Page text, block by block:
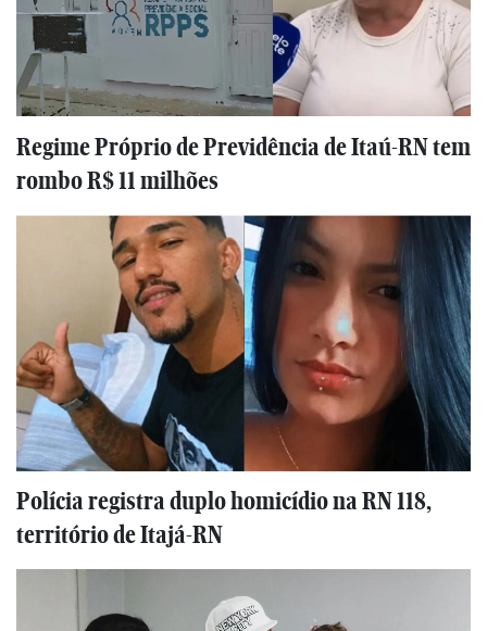
Regime Próprio de Previdência de Itaú-RN tem
rombo R$ 11 milhões
Polícia registra duplo homicídio na RN 118,
território de Itajá-RN